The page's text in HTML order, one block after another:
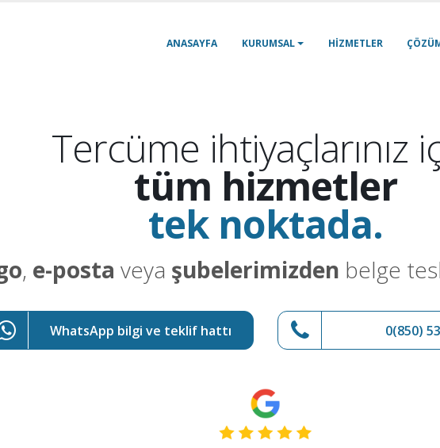
ANASAYFA KURUMSAL HIZMETLER
Tercüme ihtiyaçlarınız
tüm hizmetler
tek noktada.
, e-posta veya şubelerimizden belge
WhatsApp bilgi ve teklif hattı 0(850)